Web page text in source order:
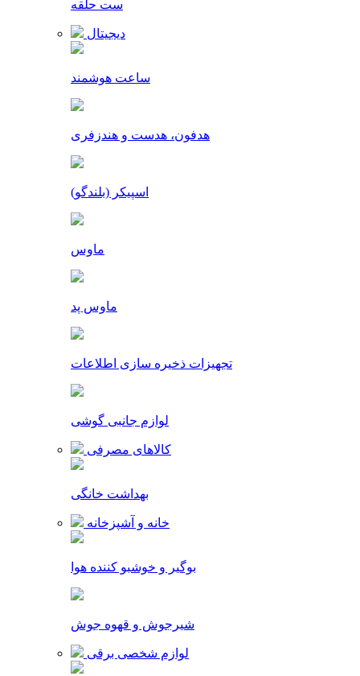
ست حلقه
دیجیتال
ساعت هوشمند
هدفون، هدست و هندزفری
اسپیکر (بلندگو)
ماوس
ماوس پد
تجهیزات ذخیره سازی اطلاعات
لوازم جانبی گوشی
کالاهای مصرفی
بهداشت خانگی
خانه و آشپزخانه
بوگیر و خوشبو کننده هوا
شیرجوش و قهوه جوش
لوازم شخصی برقی